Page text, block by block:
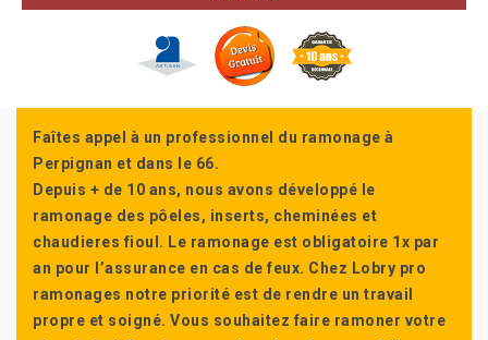
Faîtes appel à un professionnel du ramonage à
Perpignan et dans le 66.
Depuis + de 10 ans, nous avons développé le
ramonage des pôeles, inserts, cheminées et
chaudieres fioul. Le ramonage est obligatoire 1x par
an pour l’assurance en cas de feux. Chez Lobry pro
ramonages notre priorité est de rendre un travail
propre et soigné. Vous souhaitez faire ramoner votre